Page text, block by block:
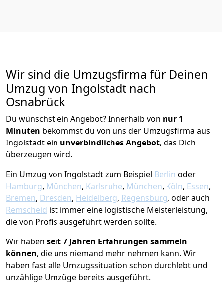
Wir sind die Umzugsfirma für Deinen
Umzug von Ingolstadt nach
Osnabrück
Du wünschst ein Angebot? Innerhalb von nur 1
Minuten bekommst du von uns der Umzugsfirma aus
Ingolstadt ein unverbindliches Angebot, das Dich
überzeugen wird.
Ein Umzug von Ingolstadt zum Beispiel Berlin oder
Hamburg, München, Karlsruhe, München, Köln, Essen,
Bremen, Dresden, Heidelberg, Regensburg, oder auch
Remscheid ist immer eine logistische Meisterleistung,
die von Profis ausgeführt werden sollte.
Wir haben seit7 Jahren Erfahrungen sammeln
können, die uns niemand mehr nehmen kann. Wir
haben fast alle Umzugssituation schon durchlebt und
unzählige Umzüge bereits ausgeführt.